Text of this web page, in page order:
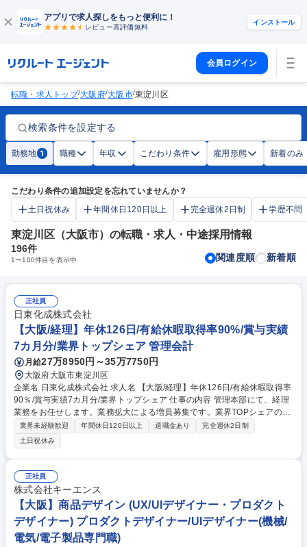
アプリで求人探しをもっと便利に！
レビュー高評価無料
インストール
会員ログイン
転職・求人トップ/大阪府/大阪市/東淀川区
検索条件を設定する
勤務地 1 職種 年収 こだわり条件 雇用形態 新着のみ
こだわり条件の追加設定を忘れていませんか？
土日祝休み
年間休日120日以上 完全週休2日制 学歴不問
東淀川区（大阪市）の転職・求人・中途採用情報
196件
1〜100件目を表示中 関連度順 新着順
正社員
日東化成株式会社
【大阪/経理】年休126日/有給休暇取得率90%/賞与実績
7カ月分/業界トップシェア 管理会計
月給27万8950円～35万7750円
大阪府大阪市東淀川区
企業名 日東化成株式会社 求人名 【大阪/経理】年休126日/有給休暇取得率
90％/賞与実績7カ月分/業界トップシェア 仕事の内容 管理本部にて、経理
業務をお任せします。業務拡大による増員募集です。業界TOPシェアの製
品を保有し、安定した事業基盤と従業員を大切にする社風が魅力の会社で
す。 【業務詳細】(関連会社含む) ■債権債務管理 ■各種勘定科目管理 ■月
次決算、年次決算 ■固定資産管理 ■予算編成 ■税務業務（申告書作成を含
む） 【求める人物像】 コミュニケーション能力が高く、積極的で行動力
のある方を求めます。主体的に周りを巻き込みながら課題を進めることが
でき、幅広い業務を同時並行できるマルチタスク管理が得意な人に適性が
ある仕事です。 募集職種 【大阪/経理】年休126日/有給休暇取得率90％/賞
与実績7カ月分/業界トップシェア
業界未経験歓迎 年間休日120日以上 退職金あり
完全週休2日制
土日祝休み
正社員
株式会社キーエンス
【大阪】商品デザイン (UX/UIデザイナー・プロダクト
デザイナー) プロダクトデザイナー/UIデザイナー(機械/
電気/電子製品専門職)